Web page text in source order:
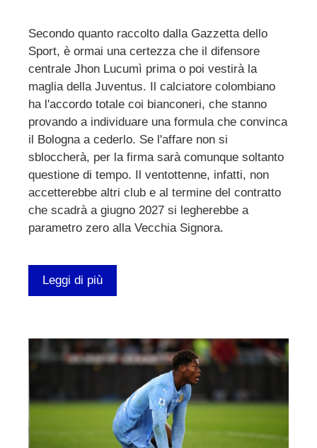
Secondo quanto raccolto dalla Gazzetta dello
Sport, è ormai una certezza che il difensore
centrale Jhon Lucumì prima o poi vestirà la
maglia della Juventus. Il calciatore colombiano
ha l'accordo totale coi bianconeri, che stanno
provando a individuare una formula che convinca
il Bologna a cederlo. Se l'affare non si
sbloccherà, per la firma sarà comunque soltanto
questione di tempo. Il ventottenne, infatti, non
accetterebbe altri club e al termine del contratto
che scadrà a giugno 2027 si legherebbe a
parametro zero alla Vecchia Signora.
Leggi di più